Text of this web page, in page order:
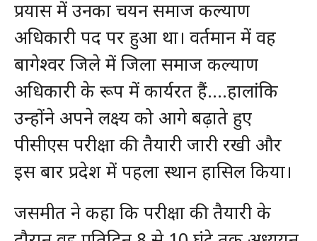
प्रयास में उनका चयन समाज कल्याण
अधिकारी पद पर हुआ था। वर्तमान में वह
बागेश्वर जिले में जिला समाज कल्याण
अधिकारी के रूप में कार्यरत हैं….हालांकि
उन्होंने अपने लक्ष्य को आगे बढ़ाते हुए
पीसीएस परीक्षा की तैयारी जारी रखी और
इस बार प्रदेश में पहला स्थान हासिल किया।
जसमीत ने कहा कि परीक्षा की तैयारी के